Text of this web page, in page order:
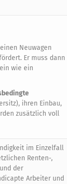
Neuwagen
Er muss dann
wie ein
ihren Einbau,
zusätzlich voll
im Einzelfall
Renten-,
der
Arbeiter und